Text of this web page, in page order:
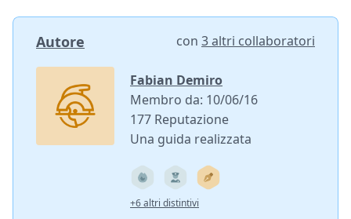
Autore con 3 altri collaboratori
Fabian Demiro
Membro da: 10/06/16
177 Reputazione
Una guida realizzata
+6 altri distintivi